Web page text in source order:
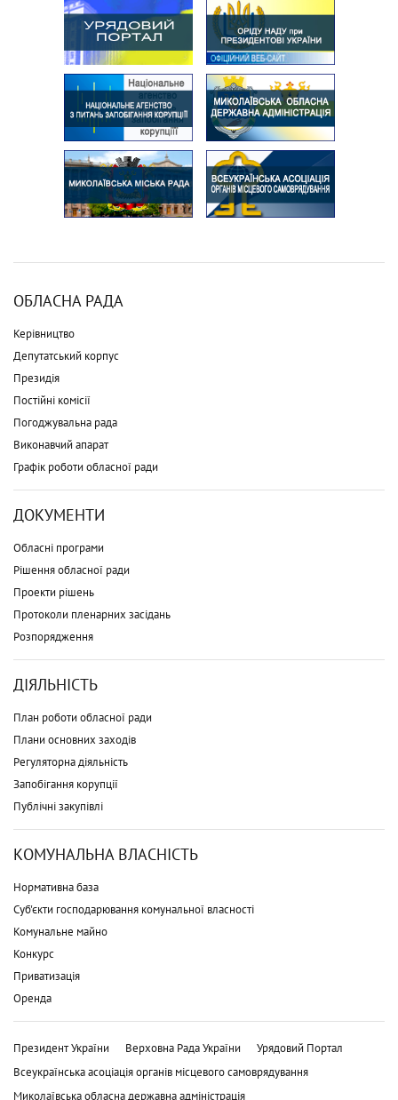
ОБЛАСНА РАДА
Керівництво
Депутатський корпус
Президія
Постійні комісії
Погоджувальна рада
Виконавчий апарат
Графік роботи обласної ради
ДОКУМЕНТИ
Обласні програми
Рішення обласної ради
Проекти рішень
Протоколи пленарних засідань
Розпорядження
ДІЯЛЬНІСТЬ
План роботи обласної ради
Плани основних заходів
Регуляторна діяльність
Запобігання корупції
Публічні закупівлі
КОМУНАЛЬНА ВЛАСНІСТЬ
Нормативна база
Суб'єкти господарювання комунальної власності
Комунальне майно
Конкурс
Приватизація
Оренда
Президент України Верховна Рада України
Урядовий Портал
Всеукраїнська асоціація органів місцевого самоврядування
Миколаївська обласна державна адміністрація